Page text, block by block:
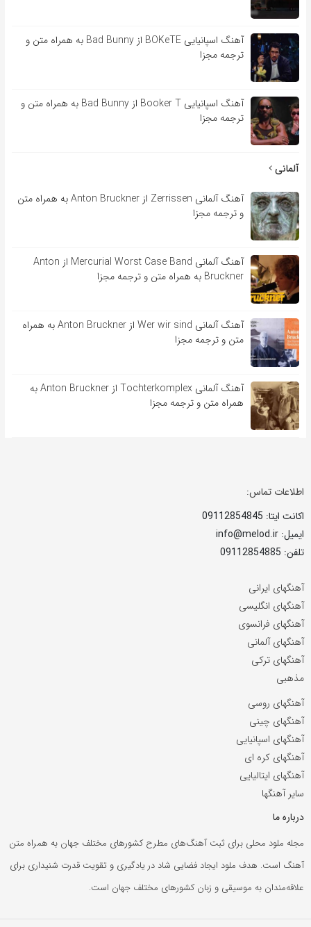
آهنگ اسپانیایی BOKeTE از Bad Bunny به همراه متن و
ترجمه مجزا
آهنگ اسپانیایی Booker T از Bad Bunny به همراه متن و
ترجمه مجزا
آلمانی
آهنگ آلمانی Zerrissen از Anton Bruckner به همراه متن
و ترجمه مجزا
آهنگ آلمانی Mercurial Worst Case Band از Anton
Bruckner به همراه متن و ترجمه مجزا
آهنگ آلمانی Wer wir sind از Anton Bruckner به همراه
متن و ترجمه مجزا
آهنگ آلمانی Tochterkomplex از Anton Bruckner به
همراه متن و ترجمه مجزا
اطلاعات تماس:
اکانت ایتا: 09112854845
ایمیل: info@melod.ir
تلفن: 09112854885
آهنگهای ایرانی
آهنگهای انگلیسی
آهنگهای فرانسوی
آهنگهای آلمانی
آهنگهای ترکی
مذهبی
آهنگهای روسی
آهنگهای چینی
آهنگهای اسپانیایی
آهنگهای کره ای
آهنگهای ایتالیایی
سایر آهنگها
درباره ما
مجله ملود محلی برای ثبت آهنگ‌های مطرح کشورهای مختلف جهان به همراه متن
آهنگ است. هدف ملود ایجاد فضایی شاد در یادگیری و تقویت قدرت شنیداری برای
علاقه‌مندان به موسیقی و زبان کشورهای مختلف جهان است.